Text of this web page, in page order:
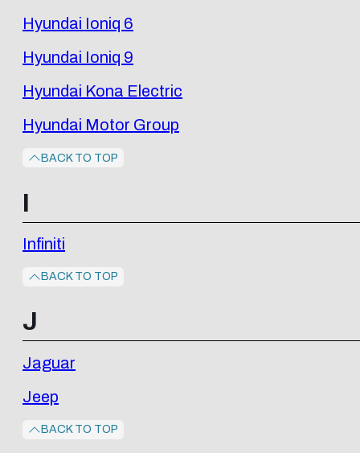
Hyundai Ioniq 6
Hyundai Ioniq 9
Hyundai Kona Electric
Hyundai Motor Group
BACK TO TOP
I
Infiniti
BACK TO TOP
J
Jaguar
Jeep
BACK TO TOP